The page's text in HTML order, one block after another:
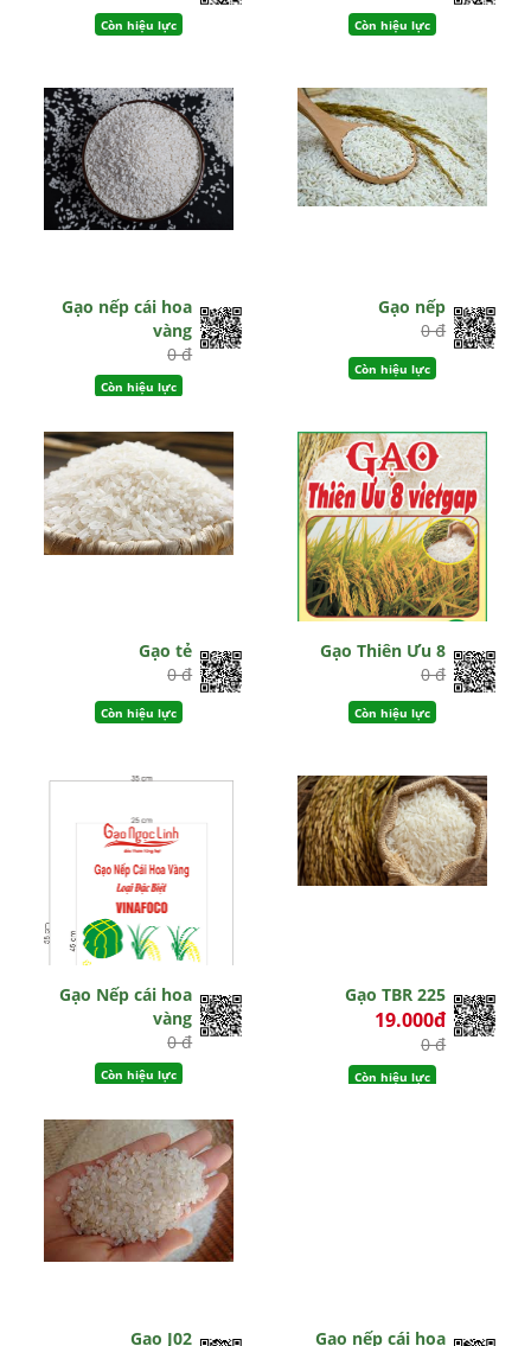
Còn hiệu lực Còn hiệu lực
Gạo nếp cái hoa
vàng
0 đ
Còn hiệu lực
Gạo nếp
0 đ
Còn hiệu lực
Gạo tẻ
0 đ
Còn hiệu lực
Gạo Thiên Ưu 8
0 đ
Còn hiệu lực
Gạo Nếp cái hoa
vàng
0 đ
Còn hiệu lực
Gạo TBR 225
19.000đ
0 đ
Còn hiệu lực
Gạo J02 Gạo nếp cái hoa